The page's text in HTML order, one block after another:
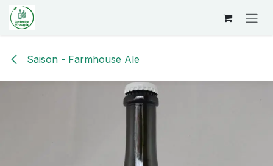
Overslaan naar inhoud
Saison - Farmhouse Ale